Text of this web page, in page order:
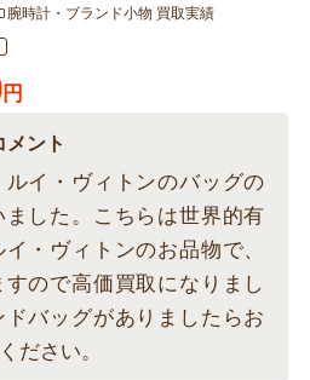
腕時計・ブランド小物 買取実績
円
メント
イ・ヴィトンのバッグの
した。こちらは世界的有
・ヴィトンのお品物で、
ので高価買取になりまし
バッグがありましたらお
ださい。